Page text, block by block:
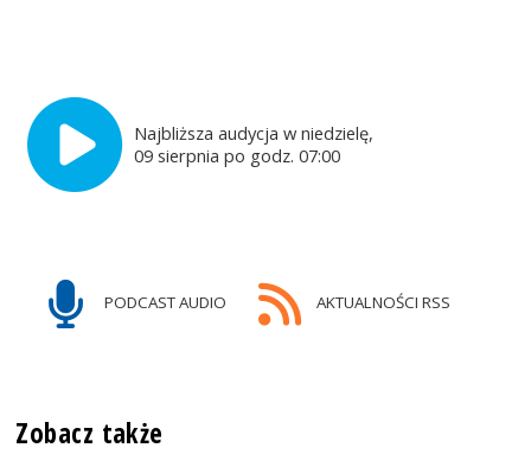
Najbliższa audycja w niedzielę,
09 sierpnia po godz. 07:00
PODCAST AUDIO AKTUALNOŚCI RSS
Zobacz także